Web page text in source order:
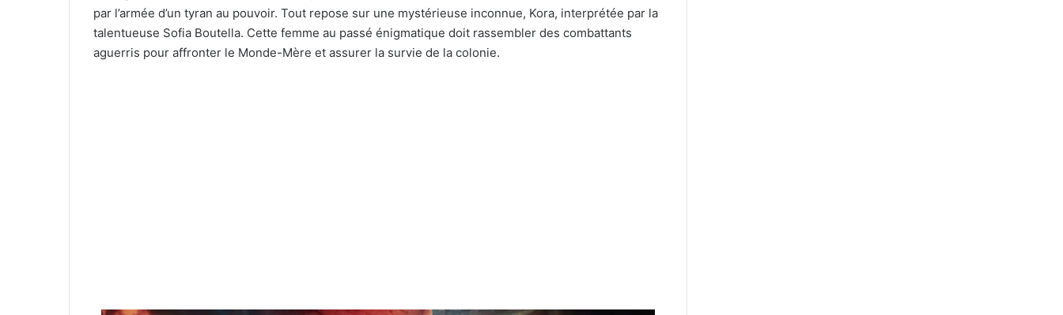
par l’armée d’un tyran au pouvoir. Tout repose sur une mystérieuse inconnue, Kora, interprétée par la
talentueuse Sofia Boutella. Cette femme au passé énigmatique doit rassembler des combattants
aguerris pour affronter le Monde-Mère et assurer la survie de la colonie.